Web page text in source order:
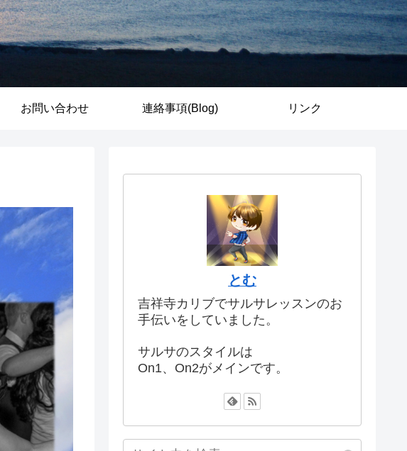
お問い合わせ 連絡事項(Blog) リンク
とむ
吉祥寺カリブでサルサレッスンのお
手伝いをしていました。
サルサのスタイルは
On1、On2がメインです。